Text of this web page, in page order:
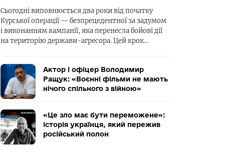
Сьогодні виповнюється два роки від початку
Курської операції — безпрецедентної за задумом
і виконанням кампанії, яка перенесла бойові дії
на територію держави-агресора. Цей крок…
Актор і офіцер Володимир
Ращук: «Воєнні фільми не мають
нічого спільного з війною»
«Це зло має бути переможене»:
історія українця, який пережив
російський полон